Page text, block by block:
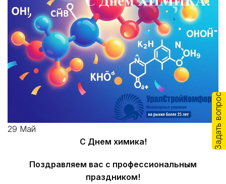
29 Май
С Днем химика!
Поздравляем вас с профессиональным
праздником!
Задать вопрос